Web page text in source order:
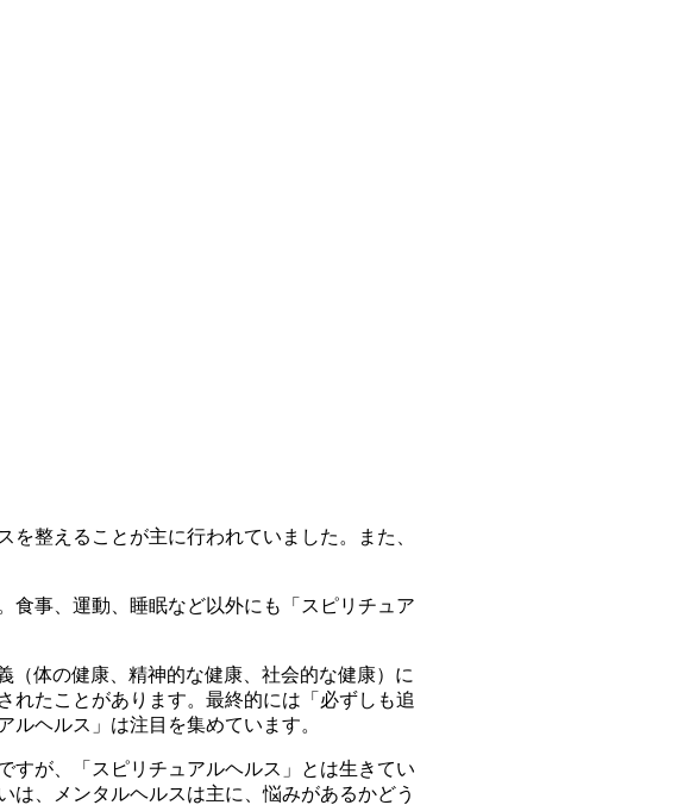
整えることが主に行われていました。また、
食事、運動、睡眠など以外にも「スピリチュア
（体の健康、精神的な健康、社会的な健康）に
れたことがあります。最終的には「必ずしも追
ヘルス」は注目を集めています。
すが、「スピリチュアルヘルス」とは生きてい
は、メンタルヘルスは主に、悩みがあるかどう